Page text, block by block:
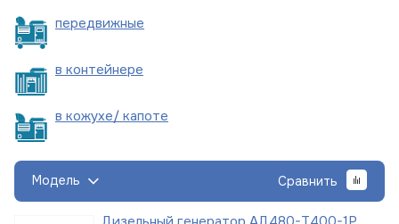
передвижные
в контейнере
в кожухе/ капоте
Модель Сравнить